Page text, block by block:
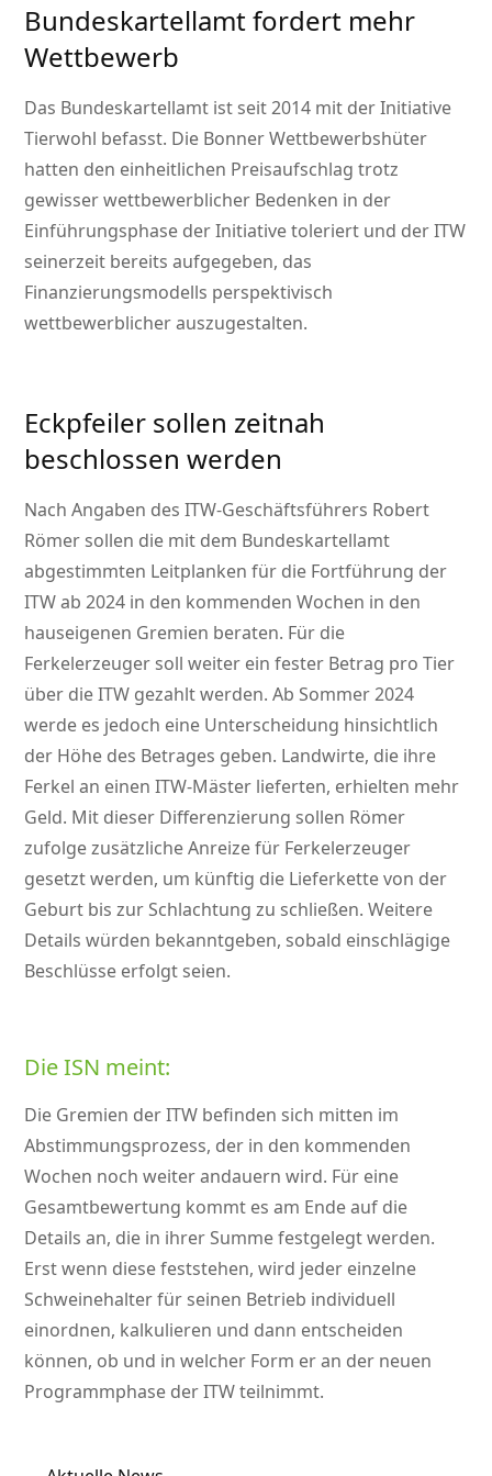
Bundeskartellamt fordert mehr
Wettbewerb
Das Bundeskartellamt ist seit 2014 mit der Initiative
Tierwohl befasst. Die Bonner Wettbewerbshüter
hatten den einheitlichen Preisaufschlag trotz
gewisser wettbewerblicher Bedenken in der
Einführungsphase der Initiative toleriert und der ITW
seinerzeit bereits aufgegeben, das
Finanzierungsmodells perspektivisch
wettbewerblicher auszugestalten.
Eckpfeiler sollen zeitnah
beschlossen werden
Nach Angaben des ITW-Geschäftsführers Robert
Römer sollen die mit dem Bundeskartellamt
abgestimmten Leitplanken für die Fortführung der
ITW ab 2024 in den kommenden Wochen in den
hauseigenen Gremien beraten. Für die
Ferkelerzeuger soll weiter ein fester Betrag pro Tier
über die ITW gezahlt werden. Ab Sommer 2024
werde es jedoch eine Unterscheidung hinsichtlich
der Höhe des Betrages geben. Landwirte, die ihre
Ferkel an einen ITW-Mäster lieferten, erhielten mehr
Geld. Mit dieser Differenzierung sollen Römer
zufolge zusätzliche Anreize für Ferkelerzeuger
gesetzt werden, um künftig die Lieferkette von der
Geburt bis zur Schlachtung zu schließen. Weitere
Details würden bekanntgeben, sobald einschlägige
Beschlüsse erfolgt seien.
Die ISN meint:
Die Gremien der ITW befinden sich mitten im
Abstimmungsprozess, der in den kommenden
Wochen noch weiter andauern wird. Für eine
Gesamtbewertung kommt es am Ende auf die
Details an, die in ihrer Summe festgelegt werden.
Erst wenn diese feststehen, wird jeder einzelne
Schweinehalter für seinen Betrieb individuell
einordnen, kalkulieren und dann entscheiden
können, ob und in welcher Form er an der neuen
Programmphase der ITW teilnimmt.